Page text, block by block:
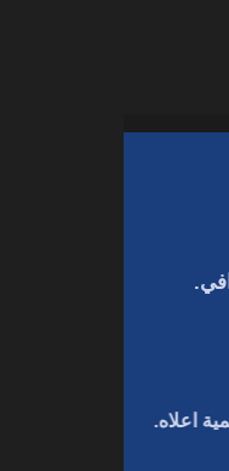
اعلاه.